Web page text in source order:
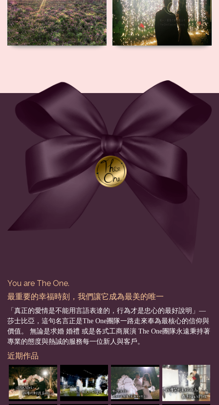
You are The One.
最重要的幸福時刻，我們讓它成為最美的唯一
「真正的愛情是不能用言語表達的，行為才是忠心的最好說明」––
莎士比亞，這句名言正是The One團隊一路走來奉為最核心的信仰與
價值。 無論是求婚 婚禮 或是各式工商展演 The One團隊永遠秉持著
專業的態度與熱誠的服務每一位新人與客戶。
近期作品